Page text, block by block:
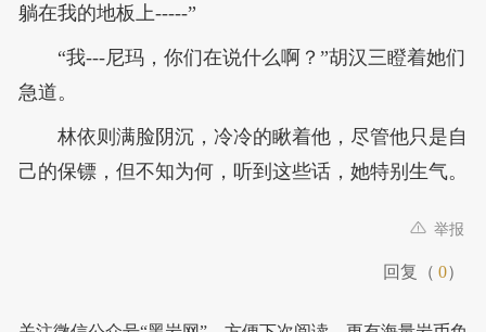
躺在我的地板上-----”
“我---尼玛，你们在说什么啊？”胡汉三瞪着她们
急道。
林依则满脸阴沉，冷冷的瞅着他，尽管他只是自
己的保镖，但不知为何，听到这些话，她特别生气。
举报
回复（ 0）